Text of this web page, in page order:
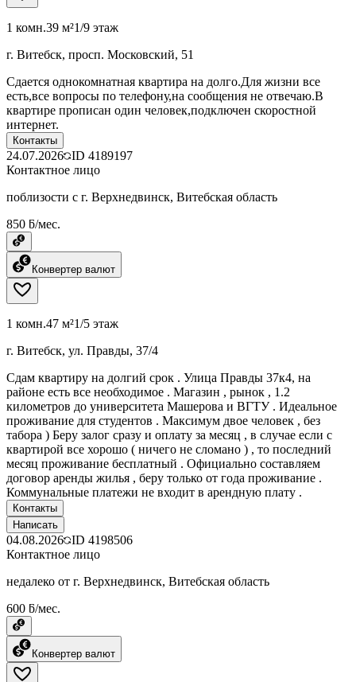
1 комн.39 м²1/9 этаж
г. Витебск, просп. Московский, 51
Сдается однокомнатная квартира на долго.Для жизни все
есть,все вопросы по телефону,на сообщения не отвечаю.В
квартире прописан один человек,подключен скоростной
интернет.
Контакты
24.07.2026 ID 4189197
Контактное лицо
поблизости с г. Верхнедвинск, Витебская область
850 ƃ/мес.
Конвертер валют
1 комн.47 м²1/5 этаж
г. Витебск, ул. Правды, 37/4
Сдам квартиру на долгий срок . Улица Правды 37к4, на
районе есть все необходимое . Магазин , рынок , 1.2
километров до университета Машерова и ВГТУ . Идеальное
проживание для студентов . Максимум двое человек , без
табора ) Беру залог сразу и оплату за месяц , в случае если с
квартирой все хорошо ( ничего не сломано ) , то последний
месяц проживание бесплатный . Официально составляем
договор аренды жилья , беру только от года проживание .
Коммунальные платежи не входит в арендную плату .
Контакты
Написать
04.08.2026 ID 4198506
Контактное лицо
недалеко от г. Верхнедвинск, Витебская область
600 ƃ/мес.
Конвертер валют